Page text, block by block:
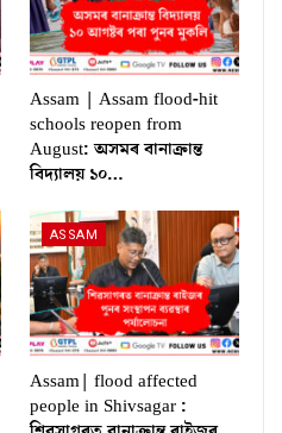
Assam | Assam flood-hit
schools reopen from
August: অসমৰ বানাক্ৰান্ত
বিদ্যালয় ১০…
ASSAM
Assam| flood affected
people in Shivsagar :